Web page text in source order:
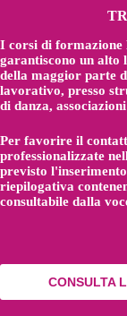
I corsi di formazione
garantiscono un alto
della maggior parte
lavorativo, presso
di danza,
Per favorire il
professionalizzate
previsto l'inserimento
riepilogativa
consultabile dalla
CONSULTA